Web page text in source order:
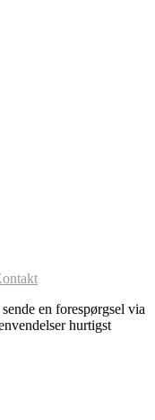
en forespørgsel via
hurtigst